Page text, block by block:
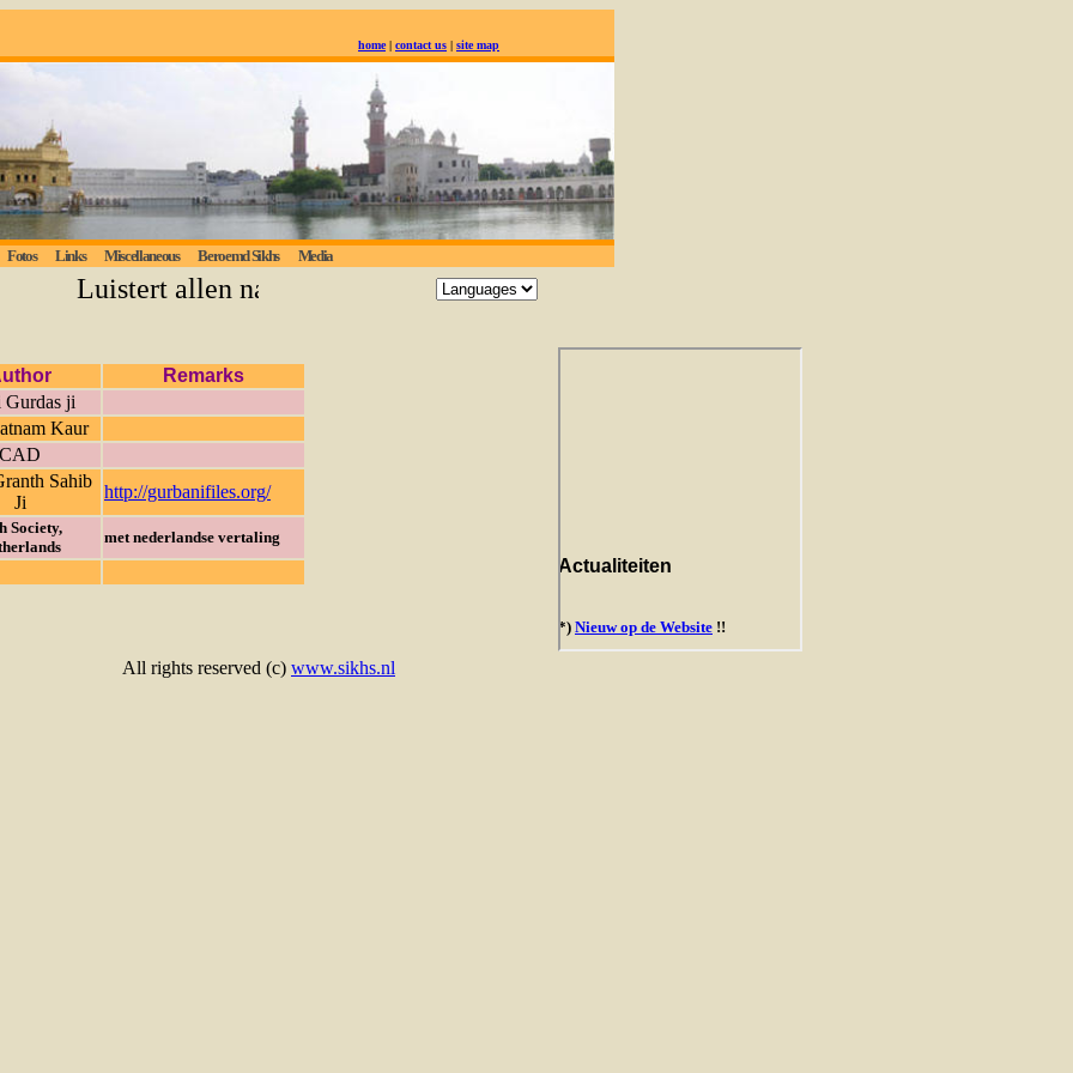
home| contact us | site map
Fotos Links Miscellaneous Beroemd Sikhs Media
Luistert allen naar de eeuwige waarheid; degene die lief heeft zal God verkrijgen. -
Remarks
Gurdas ji
Kaur
CAD
Sahib
Ji
http://gurbanifiles.org/
Society,
met nederlandse vertaling
All rights reserved (c) www.sikhs.nl